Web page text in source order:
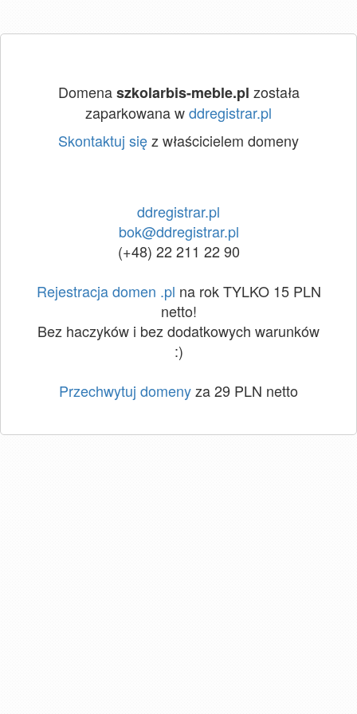
Domenaszkolarbis-meble.pl została
zaparkowana wddregistrar.pl
Skontaktuj sięz właścicielem domeny
ddregistrar.pl
bok@ddregistrar.pl
(+48) 22 211 22 90
Rejestracja domen .pl na rok TYLKO 15 PLN
netto!
Bez haczyków i bez dodatkowych warunków
:)
Przechwytuj domenyza 29 PLN netto